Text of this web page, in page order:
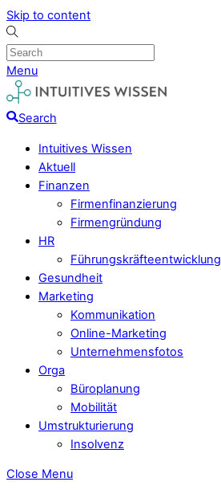
Skip to content
Menu
Search
Intuitives Wissen
Aktuell
Finanzen
Firmenfinanzierung
Firmengründung
HR
Führungskräfteentwicklung
Gesundheit
Marketing
Kommunikation
Online-Marketing
Unternehmensfotos
Orga
Büroplanung
Mobilität
Umstrukturierung
Insolvenz
Close Menu